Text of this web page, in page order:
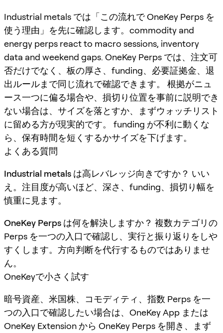
Industrial metals では「この流れで OneKey Perps を
使う理由」を先に確認します。commodity and
energy perps react to macro sessions, inventory
data and weekend gaps. OneKey Perps では、注文可
否だけでなく、板の厚さ、funding、必要証拠金、退
出ルールまで同じ流れで確認できます。 根拠がニュ
ース一つに偏る場合や、損切り位置を事前に説明でき
ない場合は、サイズを落とすか、まずウォッチリスト
に留める方が現実的です。 funding が不利に動くな
ら、保有時間を短くするかサイズを下げます。
よくある質問
Industrial metals は高レバレッジ向きですか？ いい
え。注目度が高いほど、深さ、funding、損切り幅を
慎重に見ます。
OneKey Perps は何を解決しますか？ 複数カテゴリの
Perps を一つの入口で確認し、実行と振り返りをしや
すくします。方向判断を代行するものではありませ
ん。
OneKeyで小さく試す
暗号資産、米国株、コモディティ、指数 Perps を一
つの入口で確認したい場合は、OneKey App または
OneKey Extension から OneKey Perps を開き、まず